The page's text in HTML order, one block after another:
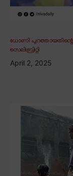
ധോണി
സെലിബ്രിറ്റി
April 2, 2025